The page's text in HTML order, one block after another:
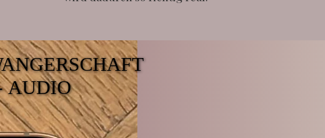
AUDIO
AUDIO